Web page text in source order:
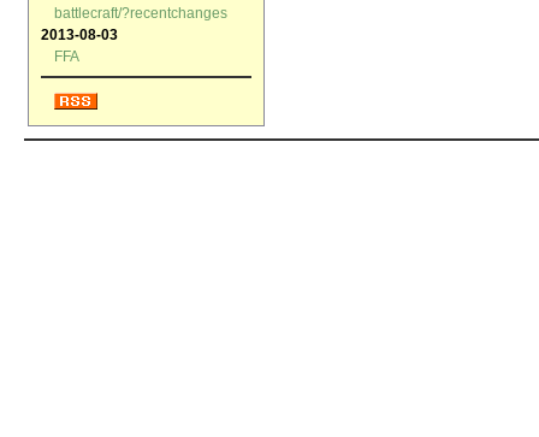
battlecraft/?recentchanges
2013-08-03
FFA